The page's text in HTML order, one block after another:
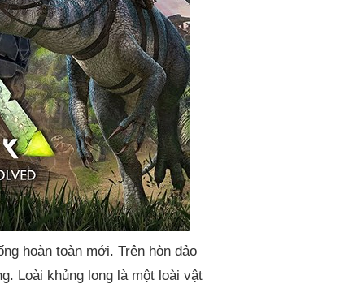
hoàn toàn mới. Trên hòn đảo
Loài khủng long là một loài vật